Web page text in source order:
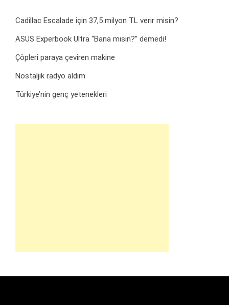
Cadillac Escalade için 37,5 milyon TL verir misin?
ASUS Experbook Ultra “Bana mısın?” demedi!
Çöpleri paraya çeviren makine
Nostaljik radyo aldım
Türkiye’nin genç yetenekleri